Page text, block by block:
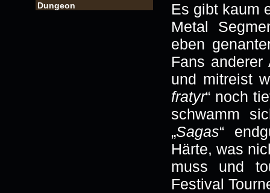
Dungeon
Es gibt kaum
Metal
eben
Fans
und mitreist
fratyr“ noch
schwamm
„Sagas“
Härte, was
muss und
Festival